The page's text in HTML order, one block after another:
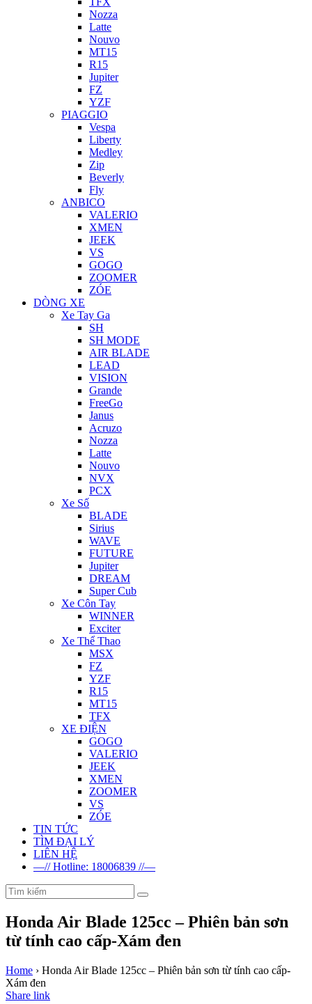
Nozza
Latte
Nouvo
MT15
R15
Jupiter
FZ
YZF
PIAGGIO
Vespa
Liberty
Medley
Zip
Beverly
Fly
ANBICO
VALERIO
XMEN
JEEK
VS
GOGO
ZOOMER
ZÓE
DÒNG XE
Xe Tay Ga
SH
SH MODE
AIR BLADE
LEAD
VISION
Grande
FreeGo
Janus
Acruzo
Nozza
Latte
Nouvo
NVX
PCX
Xe Số
BLADE
Sirius
WAVE
FUTURE
Jupiter
DREAM
Super Cub
Xe Côn Tay
WINNER
Exciter
Xe Thể Thao
MSX
FZ
YZF
R15
MT15
TFX
XE ĐIỆN
GOGO
VALERIO
JEEK
XMEN
ZOOMER
VS
ZÓE
TIN TỨC
TÌM ĐẠI LÝ
LIÊN HỆ
—// Hotline: 18006839 //—
Honda Air Blade 125cc – Phiên bản sơn
từ tính cao cấp-Xám đen
Home › Honda Air Blade 125cc – Phiên bản sơn từ tính cao cấp-
Xám đen
Share link